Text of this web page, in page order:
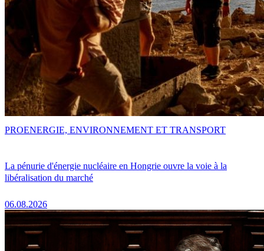
La pénurie d'énergie nucléaire en Hongrie ouvre la voie à la
libéralisation du marché
06.08.2026
PROENERGIE, ENVIRONNEMENT ET TRANSPORT